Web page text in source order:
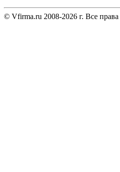
© Vfirma.ru 2008-2026 г. Все